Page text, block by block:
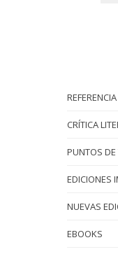
CRÍTICA
PUNTOS
EDICIONES
NUEVAS
EBOOKS